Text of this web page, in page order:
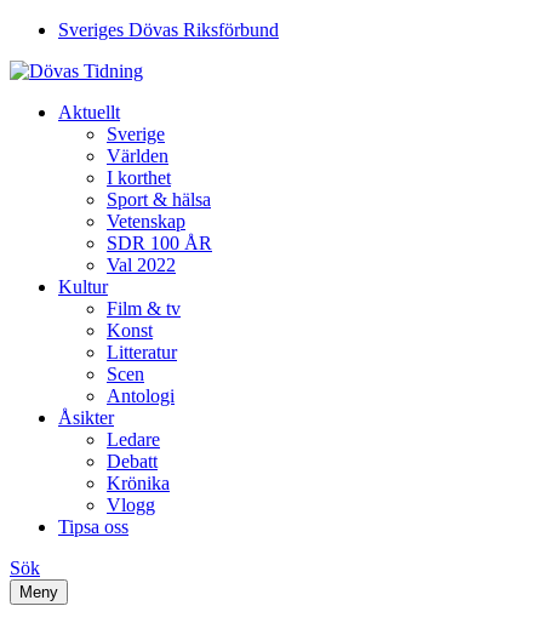
Sveriges Dövas Riksförbund
Aktuellt
Sverige
Världen
I korthet
Sport & hälsa
Vetenskap
SDR 100 ÅR
Val 2022
Kultur
Film & tv
Konst
Litteratur
Scen
Antologi
Åsikter
Ledare
Debatt
Krönika
Vlogg
Tipsa oss
Sök
Meny